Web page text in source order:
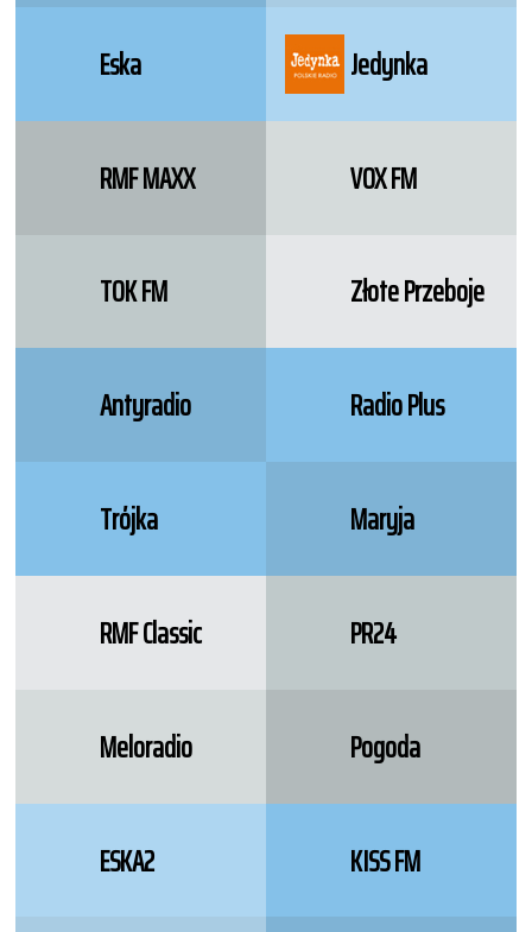
Eska Jedynka
RMF MAXX VOX FM
TOK FM Złote Przeboje
Antyradio Radio Plus
Trójka Maryja
RMF Classic PR24
Meloradio Pogoda
ESKA2 KISS FM